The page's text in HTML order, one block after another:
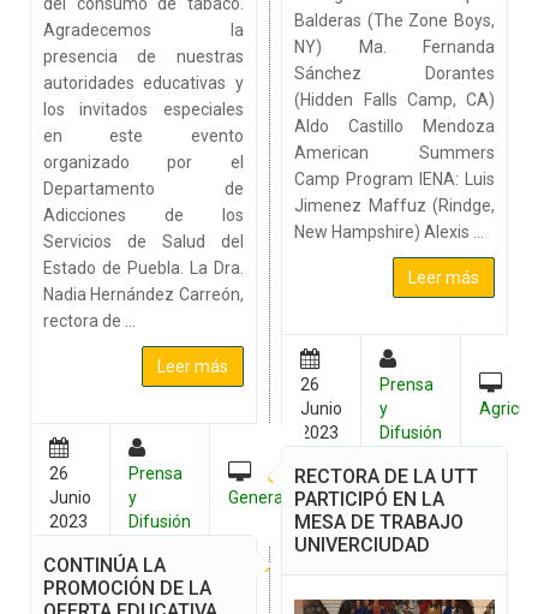
Balderas (The Zone Boys,
NY) Ma. Fernanda
Sánchez Dorantes
(Hidden Falls Camp, CA)
Aldo Castillo Mendoza
American Summers
Camp Program IENA: Luis
Jimenez Maffuz (Rindge,
New Hampshire) Alexis ...
Leer más
26
Junio
2023
Prensa
y
Difusión
Agradecemos la
presencia de nuestras
autoridades educativas y
los invitados especiales
en este evento
organizado por el
Departamento de
Adicciones de los
Servicios de Salud del
Estado de Puebla. La Dra.
Nadia Hernández Carreón,
rectora de ...
Leer más
26
Junio
2023
Prensa
y
Difusión
General
RECTORA DE LA UTT
PARTICIPÓ EN LA
MESA DE TRABAJO
UNIVERCIUDAD
CONTINÚA LA
PROMOCIÓN DE LA